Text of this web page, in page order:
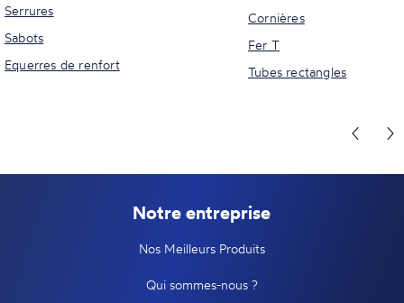
Serrures
Sabots
Equerres de renfort
Cornières
Fer T
Tubes rectangles
Notre entreprise
Nos Meilleurs Produits
Qui sommes-nous ?